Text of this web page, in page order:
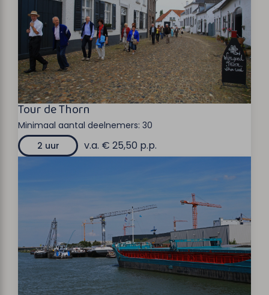
Tour de Thorn
Minimaal aantal deelnemers: 30
2 uur
v.a. € 25,50 p.p.